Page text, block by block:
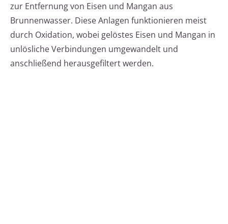
zur Entfernung von Eisen und Mangan aus
Brunnenwasser. Diese Anlagen funktionieren meist
durch Oxidation, wobei gelöstes Eisen und Mangan in
unlösliche Verbindungen umgewandelt und
anschließend herausgefiltert werden.